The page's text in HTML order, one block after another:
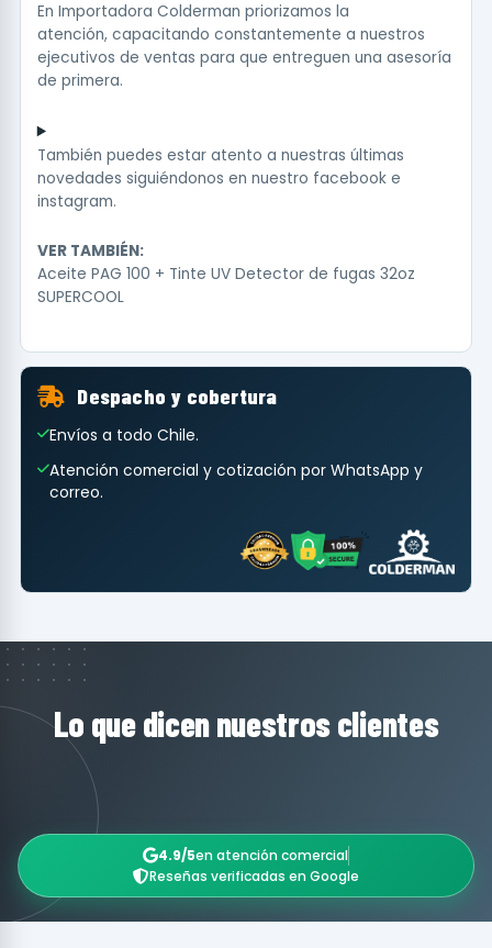
En Importadora Colderman priorizamos la
atención, capacitando constantemente a nuestros
ejecutivos de ventas para que entreguen una asesoría
de primera.
También puedes estar atento a nuestras últimas
novedades siguiéndonos en nuestro facebooke
instagram.
VER TAMBIÉN:
Aceite PAG 100 + Tinte UV Detector de fugas 32oz
SUPERCOOL
Despacho y cobertura
Envíos a todo Chile.
Atención comercial y cotización por WhatsApp y
correo.
Lo que dicen nuestros clientes
4.9/5en atención comercial
Reseñas verificadas en Google